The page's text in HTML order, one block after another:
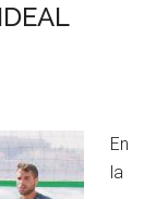
En
la